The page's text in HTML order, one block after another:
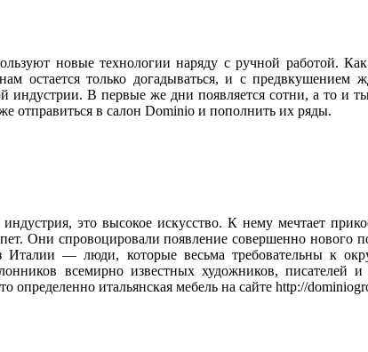
новые технологии наряду с ручной работой.
остается только догадываться, и с
индустрии. В первые же дни появляется сотни, а то и
отправиться в салон Dominio и пополнить их ряды.
это высокое искусство. К нему мечтает
Они спровоцировали появление совершенно нового
Италии — люди, которые весьма требовательны к
всемирно известных художников,
итальянская мебель на сайте http://